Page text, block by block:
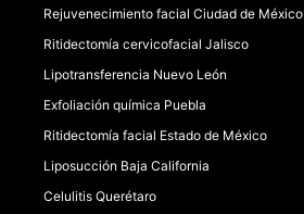
Rejuvenecimiento facial Ciudad de México
Ritidectomía cervicofacial Jalisco
Lipotransferencia Nuevo León
Exfoliación química Puebla
Ritidectomía facial Estado de México
Liposucción Baja California
Celulitis Querétaro